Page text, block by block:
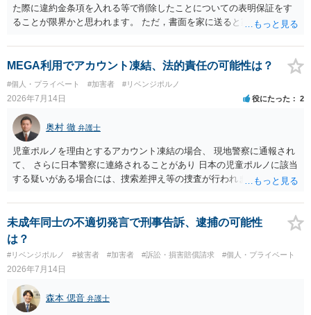
た際に違約金条項を入れる等で削除したことについての表明保証をす
ることが限界かと思われます。 ただ，書面を家に送ると家族に不貞行
除等を求めることは避けたほうが良いかと思われます。
MEGA利用でアカウント凍結、法的責任の可能性は？
#個人・プライベート #加害者 #リベンジポルノ
2026年7月14日 役にたった 2
奥村 徹 弁護士
児童ポルノを理由とするアカウント凍結の場合、 現地警察に通報され
て、 さらに日本警察に連絡されることがあり 日本の児童ポルノに該当
する疑いがある場合には、捜索差押え等の捜査が行われます。 実際に
ください。
未成年同士の不適切発言で刑事告訴、逮捕の可能性
は？
#リベンジポルノ #被害者 #加害者 #訴訟・損害賠償請求 #個人・プライベート
2026年7月14日
森本 偲音 弁護士